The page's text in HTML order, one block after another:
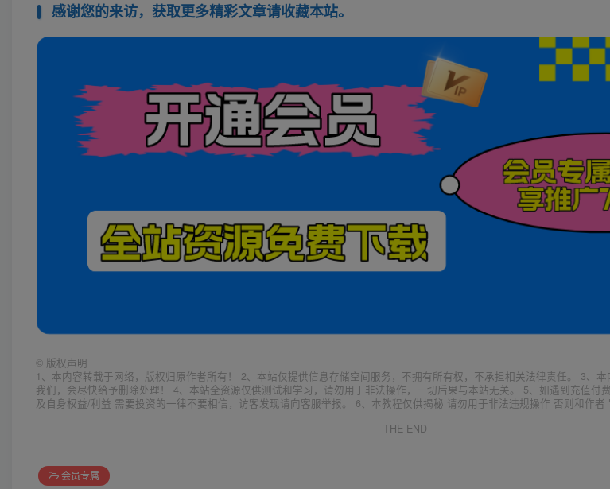
感谢您的来访，获取更多精彩文章请收藏本站。
© 版权声明
1、本内容转载于网络，版权归原作者所有！ 2、本站仅提供信息存储空间服务，不拥有所有权，不承担相关法律责任。 3、
我们，会尽快给予删除处理！ 4、本站全资源仅供测试和学习，请勿用于非法操作，一切后果与本站无关。 5、如遇到充值付
及自身权益/利益 需要投资的一律不要相信，访客发现请向客服举报。 6、本教程仅供揭秘 请勿用于非法违规操作 否则和作者
THE END
会员专属